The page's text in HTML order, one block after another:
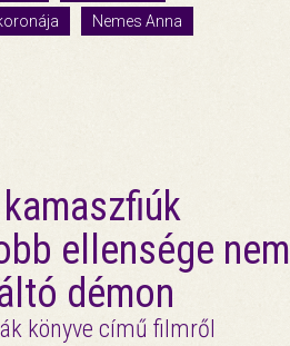
Nemes Anna
ellensége nem
démon
könyve című filmről